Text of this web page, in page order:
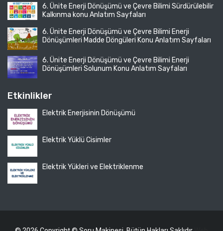
6. Ünite Enerji Dönüşümü ve Çevre Bilimi Sürdürülebilir
Kalkınma konu Anlatım Sayfaları
6. Ünite Enerji Dönüşümü ve Çevre Bilimi Enerji
Dönüşümleri Madde Döngüleri Konu Anlatım Sayfaları
6. Ünite Enerji Dönüşümü ve Çevre Bilimi Enerji
Dönüşümleri Solunum Konu Anlatım Sayfaları
Etkinlikler
Elektrik Enerjisinin Dönüşümü
Elektrik Yüklü Cisimler
Elektrik Yükleri ve Elektriklenme